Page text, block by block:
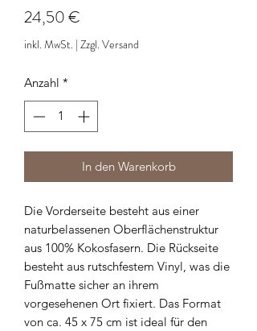
24,50 €
inkl. MwSt. | Zzgl. Versand
Anzahl *
In den Warenkorb
Die Vorderseite besteht aus einer
naturbelassenen Oberflächenstruktur
aus 100% Kokosfasern. Die Rückseite
besteht aus rutschfestem Vinyl, was die
Fußmatte sicher an ihrem
vorgesehenen Ort fixiert. Das Format
von ca. 45 x 75 cm ist ideal für den